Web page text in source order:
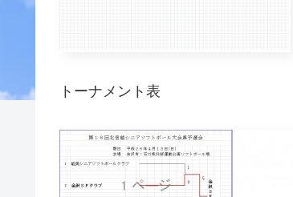
トーナメント表